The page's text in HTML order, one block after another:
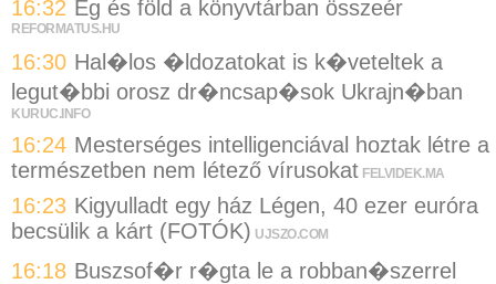
16:32 Ég és föld a könyvtárban összeér
REFORMATUS.HU
16:30 Hal�los �ldozatokat is k�veteltek a
legut�bbi orosz dr�ncsap�sok Ukrajn�ban
KURUC.INFO
16:24 Mesterséges intelligenciával hoztak létre a
természetben nem létező vírusokat FELVIDEK.MA
16:23 Kigyulladt egy ház Légen, 40 ezer euróra
becsülik a kárt (FOTÓK) UJSZO.COM
16:18 Buszsof�r r�gta le a robban�szerrel